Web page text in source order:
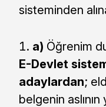
sisteminden
a) Öğrenim
E-Devlet
adaylardan;
belgenin aslının